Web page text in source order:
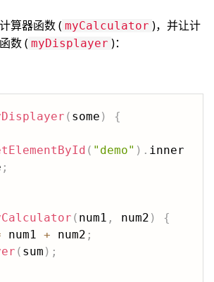
算器函数 ( myCalculator )，并让计
数 ( myDisplayer )：
( some ) {
( "demo" ) . inner
;
( num1 , num2 )
{
num1 + num2 ;
( sum ) ;